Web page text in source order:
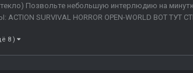
Позвольте небольшую интерлюдию на
SURVIVAL HORROR OPEN-WORLD ВОТ ТУТ
8 )